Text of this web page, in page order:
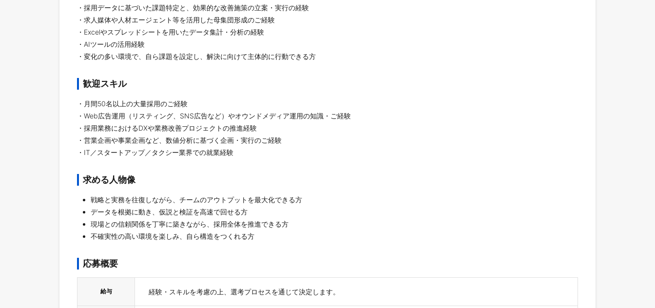
・採用データに基づいた課題特定と、効果的な改善施策の立案・実行の経験
・求人媒体や人材エージェント等を活用した母集団形成のご経験
・Excelやスプレッドシートを用いたデータ集計・分析の経験
・AIツールの活用経験
・変化の多い環境で、自ら課題を設定し、解決に向けて主体的に行動できる方
歓迎スキル
・月間50名以上の大量採用のご経験
・Web広告運用（リスティング、SNS広告など）やオウンドメディア運用の知識・ご経験
・採用業務におけるDXや業務改善プロジェクトの推進経験
・営業企画や事業企画など、数値分析に基づく企画・実行のご経験
・IT／スタートアップ／タクシー業界での就業経験
求める人物像
戦略と実務を往復しながら、チームのアウトプットを最大化できる方
データを根拠に動き、仮説と検証を高速で回せる方
現場との信頼関係を丁寧に築きながら、採用全体を推進できる方
不確実性の高い環境を楽しみ、自ら構造をつくれる方
応募概要
給与 経験・スキルを考慮の上、選考プロセスを通じて決定します。